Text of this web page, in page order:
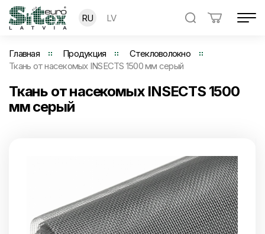
RU LV
Главная Продукция
Стекловолокно
Ткань от насекомых INSECTS 1500 мм серый
Ткань от насекомых INSECTS 1500
мм серый